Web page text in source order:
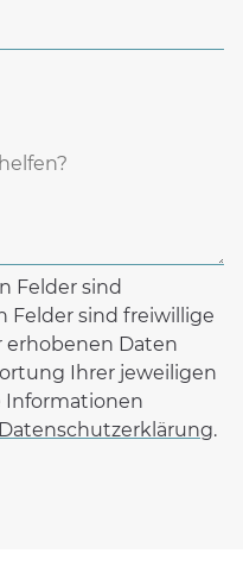
Felder sind
Felder sind freiwillige
erhobenen Daten
Ihrer jeweiligen
Informationen
Datenschutzerklärung.